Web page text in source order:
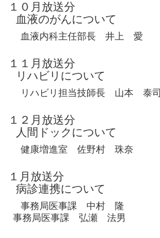
１０月放送分
血液のがんについて
血液内科主任部長 井上 愛
１１月放送分
リハビリについて
リハビリ担当技師長 山本 泰司
１２月放送分
人間ドックについて
健康増進室 佐野村 珠奈
１月放送分
病診連携について
事務局医事課 中村 隆
事務局医事課 弘瀬 法男